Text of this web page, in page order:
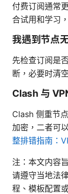
付费订阅通常
合试用和学习
我遇到节点
先检查订阅是
断，必要时清
Clash 与
Clash 侧重节
加密，二者可
整排错指南：
注：本文内容
请遵守当地法
程、模板配置